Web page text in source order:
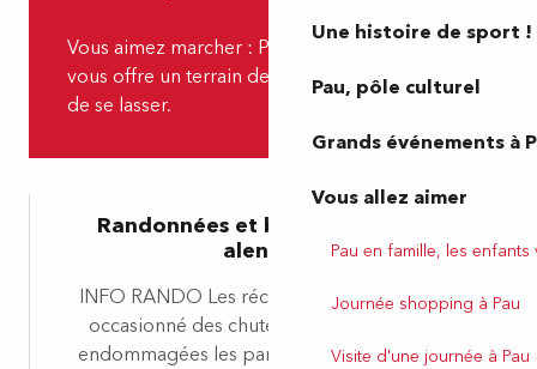
Une histoire de sport !
Pau, pôle culturel
Grands événements à
Vous allez aimer
Pau en famille, les
Journée shopping à Pau
Visite d'une journée à Pau
Vous aimez marcher : Pau et ses alentours
vous offre un terrain de jeux dont il est difficile
de se lasser.
Randonnées et balades à Pau et
alentour
INFO RANDO Les récentes intempéries ont
occasionné des chutes d’arbres et parfois
endommagées les parcours de randonnées,